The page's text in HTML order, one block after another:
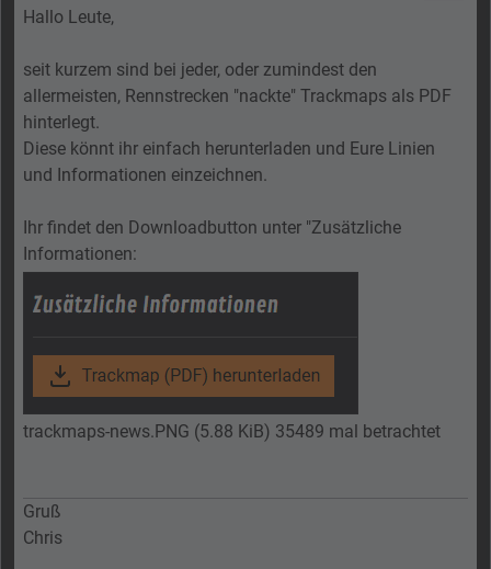
Hallo Leute,
seit kurzem sind bei jeder, oder zumindest den
allermeisten, Rennstrecken "nackte" Trackmaps als PDF
hinterlegt.
Diese könnt ihr einfach herunterladen und Eure Linien
und Informationen einzeichnen.
Ihr findet den Downloadbutton unter "Zusätzliche
Informationen:
trackmaps-news.PNG (5.88 KiB) 35489 mal betrachtet
Gruß
Chris